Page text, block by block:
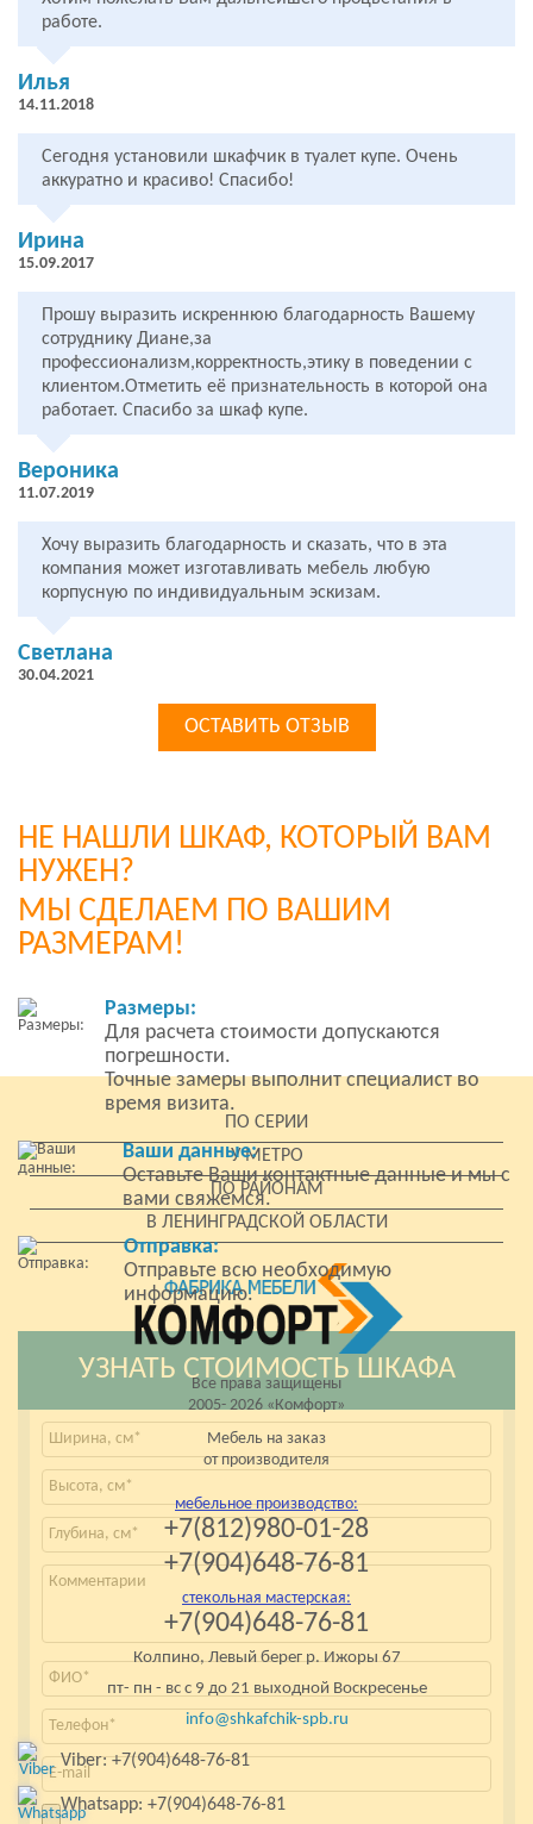
работе.
Илья
14.11.2018
Сегодня установили шкафчик в туалет купе. Очень
аккуратно и красиво! Спасибо!
Ирина
15.09.2017
Прошу выразить искреннюю благодарность Вашему
сотруднику Диане,за
профессионализм,корректность,этику в поведении с
клиентом.Отметить её признательность в которой она
работает. Спасибо за шкаф купе.
Вероника
11.07.2019
Хочу выразить благодарность и сказать, что в эта
компания может изготавливать мебель любую
корпусную по индивидуальным эскизам.
Светлана
30.04.2021
ОСТАВИТЬ ОТЗЫВ
НЕ НАШЛИ ШКАФ, КОТОРЫЙ ВАМ
НУЖЕН?
МЫ СДЕЛАЕМ ПО ВАШИМ
РАЗМЕРАМ!
Размеры:
Для расчета стоимости допускаются
погрешности.
Точные замеры выполнит специалист во
время визита.
Ваши данные:
Оставьте Ваши контактные данные и мы с
вами свяжемся.
Отправка:
Отправьте всю необходимую
информацию.
УЗНАТЬ СТОИМОСТЬ ШКАФА
ПО СЕРИИ
У МЕТРО
ПО РАЙОНАМ
В ЛЕНИНГРАДСКОЙ ОБЛАСТИ
Все права защищены
2005- 2026 «Комфорт»
Мебель на заказ
от производителя
мебельное производство:
+7(812)980-01-28
+7(904)648-76-81
стекольная мастерская:
+7(904)648-76-81
Колпино, Левый берег р. Ижоры 67
пт- пн - вс с 9 до 21 выходной Воскресенье
info@shkafchik-spb.ru
Viber: +7(904)648-76-81
Whatsapp: +7(904)648-76-81